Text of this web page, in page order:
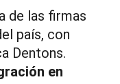
de las firmas
país, con
Dentons.
en